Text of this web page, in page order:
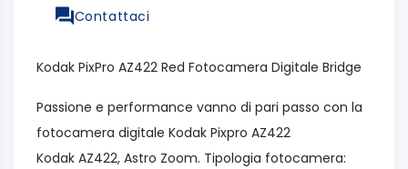
Contattaci
Kodak PixPro AZ422 Red Fotocamera Digitale Bridge
Passione e performance vanno di pari passo con la
fotocamera digitale Kodak Pixpro AZ422
Kodak AZ422, Astro Zoom. Tipologia fotocamera: